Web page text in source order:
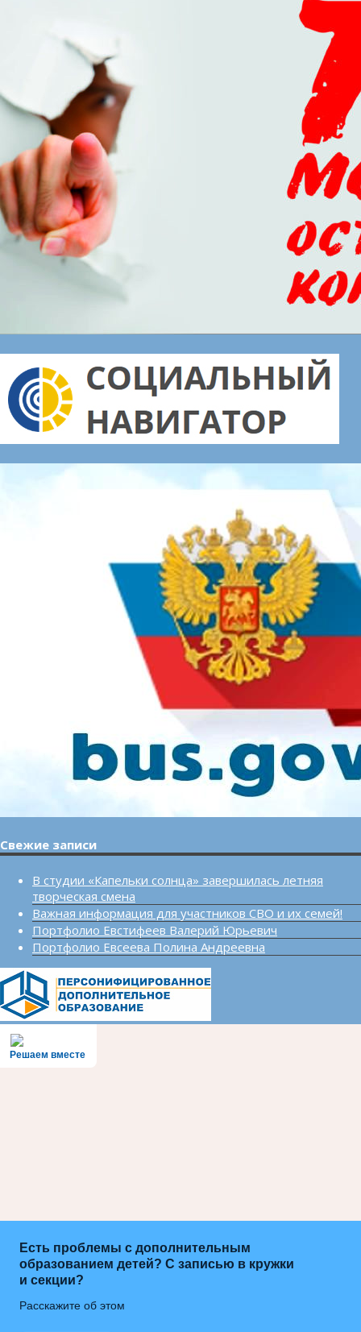
Свежие записи
В студии «Капельки солнца» завершилась летняя
творческая смена
Важная информация для участников СВО и их семей!
Портфолио Евстифеев Валерий Юрьевич
Портфолио Евсеева Полина Андреевна
Решаем вместе
Есть проблемы с дополнительным
образованием детей? С записью в кружки
и секции?
Расскажите об этом